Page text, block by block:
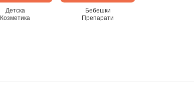
Детска
Козметика
Бебешки
Препарати